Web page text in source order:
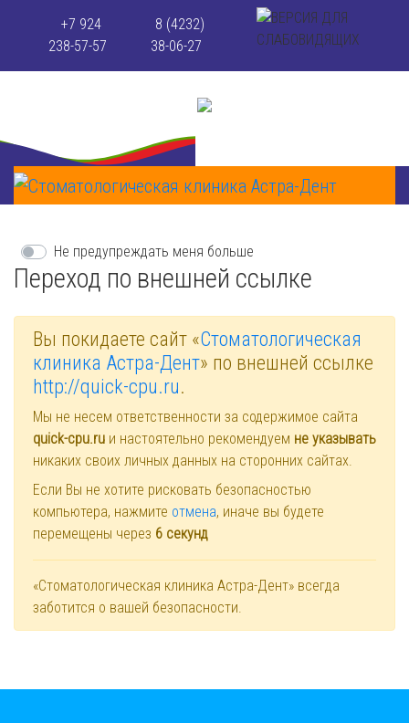
+7 924
238-57-57
8 (4232)
38-06-27
Переход по внешней ссылке
Не предупреждать меня больше
Вы покидаете сайт «Стоматологическая
клиника Астра-Дент» по внешней ссылке
http://quick-cpu.ru.
Мы не несем ответственности за содержимое сайта
quick-cpu.ru и настоятельно рекомендуем не указывать
никаких своих личных данных на сторонних сайтах.
Если Вы не хотите рисковать безопасностью
компьютера, нажмите отмена, иначе вы будете
перемещены через 6 секунд
«Стоматологическая клиника Астра-Дент» всегда
заботится о вашей безопасности.